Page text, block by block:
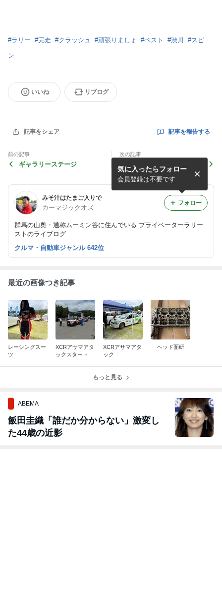
#ラリー #完走 #クラッシュ #頑張りましょ #ベスト #渋川 #スピ
ン
いいね リブログ
記事をシェア 記事を報告する
前の記事
ギャラリーステージ
次の記事
みそ汁はたまご入りで
カーマジックオズ
群馬の山奥・通称ムーミン谷に住んでいる プライベーターラリー
ストのライブログ
気に入ったらフォロー
会員登録は不要です
フォロー
クルマ・自動車ジャンル 642位
最近の画像つき記事
レーシングスー
ツ
XCRアサマアタ
ックスタート
XCRアサマアタ
ック
ヘッド面研
もっと見る
ABEMA
飯田圭織「誰だか分からない」激変し
た44歳の近影